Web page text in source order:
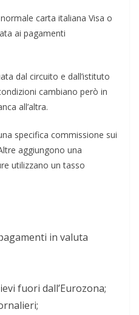
carta italiana Visa o
ai pagamenti
dal circuito e dall’istituto
cambiano però in
all’altra.
specifica commissione sui
aggiungono una
utilizzano un tasso
in valuta
fuori dall’Eurozona;